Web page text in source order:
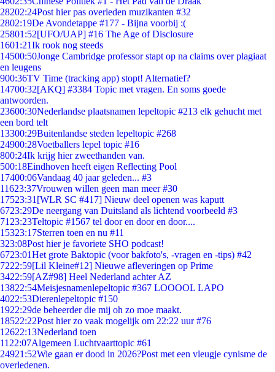
28202:24Post hier pas overleden muzikanten #32
2802:19De Avondetappe #177 - Bijna voorbij :(
25801:52[UFO/UAP] #16 The Age of Disclosure
1601:21Ik rook nog steeds
14500:50Jonge Cambridge professor stapt op na claims over plagiaat
en leugens
900:36TV Time (tracking app) stopt! Alternatief?
14700:32[AKQ] #3384 Topic met vragen. En soms goede
antwoorden.
23600:30Nederlandse plaatsnamen lepeltopic #213 elk gehucht met
een bord telt
13300:29Buitenlandse steden lepeltopic #268
24900:28Voetballers lepel topic #16
800:24Ik krijg hier zweethanden van.
500:18Eindhoven heeft eigen Reflecting Pool
17400:06Vandaag 40 jaar geleden... #3
11623:37Vrouwen willen geen man meer #30
17523:31 [WLR SC #417] Nieuw deel openen was kaputt
6723:29De neergang van Duitsland als lichtend voorbeeld #3
71 23:23Teltopic #1567 tel door en door en door....
15323:17Sterren toen en nu #11
323:08Post hier je favoriete SHO podcast!
6723:01Het grote Baktopic (voor bakfoto's, -vragen en -tips) #42
7222:59[Lil Kleine#12] Nieuwe afleveringen op Prime
3422:59[AZ#98] Heel Nederland achter AZ
13822:54Meisjesnamenlepeltopic #367 LOOOOL LAPO
4022:53Dierenlepeltopic #150
1922:29de beheerder die mij oh zo moe maakt.
18522:22Post hier zo vaak mogelijk om 22:22 uur #76
12622:13Nederland toen
11 22:07Algemeen Luchtvaarttopic #61
24921:52Wie gaan er dood in 2026?Post met een vleugje cynisme de
overledenen.